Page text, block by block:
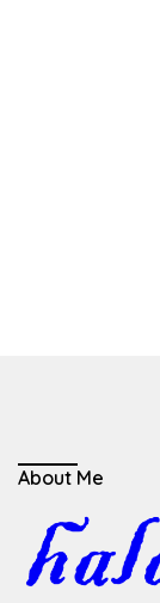
About Me